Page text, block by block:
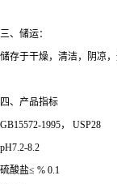
三、储运：
储存于干燥，清洁，阴凉
四、产品指标
GB15572-1995， USP28
pH7.2-8.2
硫酸盐≤ % 0.1